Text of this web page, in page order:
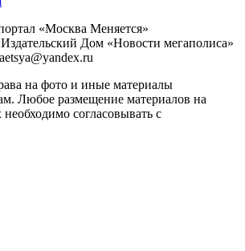
«Москва Меняется»
Дом «Новости мегаполиса»
на фото и иные материалы
Любое размещение материалов на
согласовывать с